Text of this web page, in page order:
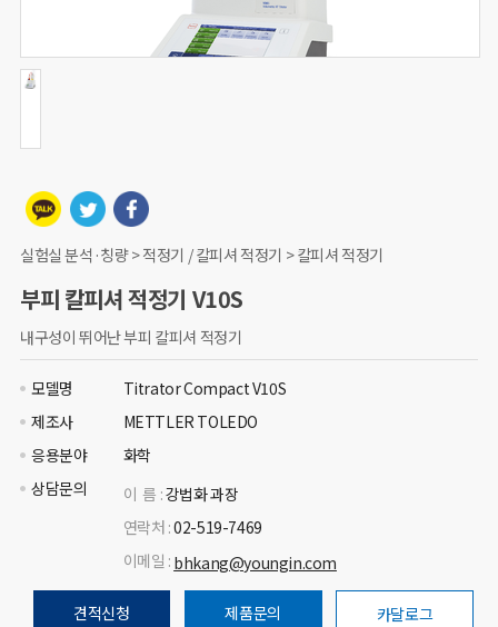
실험실 분석·칭량 > 적정기 / 칼피셔 적정기 > 칼피셔 적정기
부피 칼피셔 적정기 V10S
내구성이 뛰어난 부피 칼피셔 적정기
모델명
Titrator Compact V10S
제조사
METTLER TOLEDO
응용분야
화학
상담문의
이 름 :강법화 과장
연락처 :02-519-7469
이메일 : bhkang@youngin.com
견적신청 제품문의 카달로그